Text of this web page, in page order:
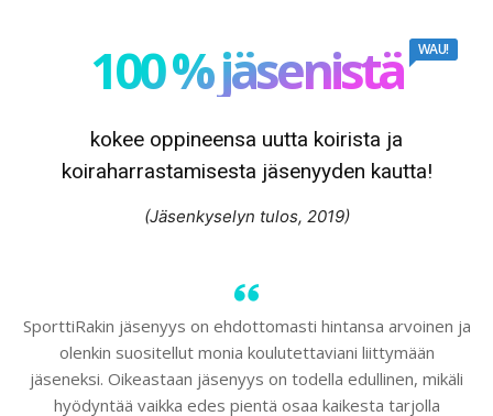
100 % jäsenistä WAU!
kokee oppineensa uutta koirista ja
koiraharrastamisesta jäsenyyden kautta!
(Jäsenkyselyn tulos, 2019)
SporttiRakin jäsenyys on ehdottomasti hintansa arvoinen ja
olenkin suositellut monia koulutettaviani liittymään
jäseneksi. Oikeastaan jäsenyys on todella edullinen, mikäli
hyödyntää vaikka edes pientä osaa kaikesta tarjolla